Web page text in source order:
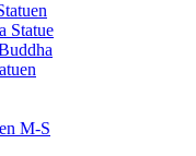
Statue
M-S